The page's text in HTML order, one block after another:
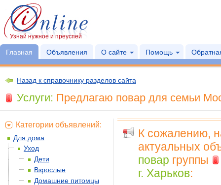
Узнай нужное и преуспей
Главная Объявления О сайте Помощь
Назад к справочнику разделов сайта
Услуги: Предлагаю повар для семьи
К сожалению,
актуальных
повар группы
г. Харьков:
Категории объявлений:
Для дома
Уход
Дети
Взрослые
Домашние питомцы